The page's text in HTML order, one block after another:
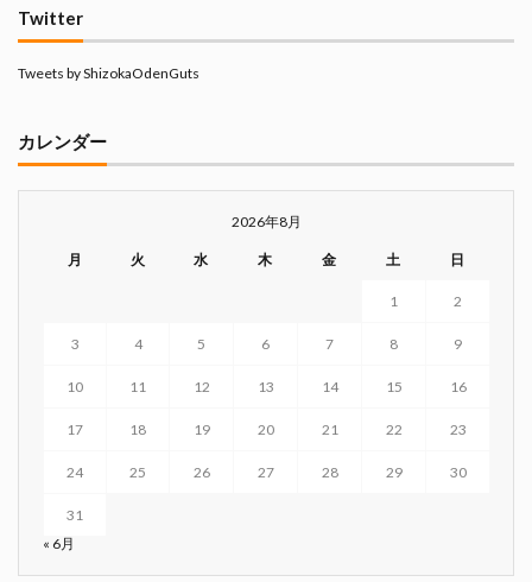
Twitter
Tweets by ShizokaOdenGuts
カレンダー
2026年8月
月 火 水 木 金 土 日
1 2
3 4 5 6 7 8 9
10 11 12 13 14 15 16
17 18 19 20 21 22 23
24 25 26 27 28 29 30
31
« 6月